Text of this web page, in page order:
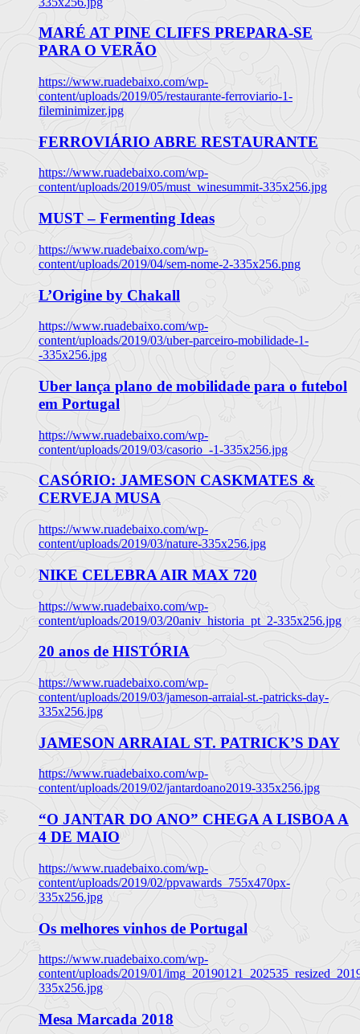
MARÉ AT PINE CLIFFS PREPARA-SE
PARA O VERÃO
https://www.ruadebaixo.com/wp-
content/uploads/2019/05/restaurante-ferroviario-1-
fileminimizer.jpg
FERROVIÁRIO ABRE RESTAURANTE
https://www.ruadebaixo.com/wp-
content/uploads/2019/05/must_winesummit-335x256.jpg
MUST – Fermenting Ideas
https://www.ruadebaixo.com/wp-
content/uploads/2019/04/sem-nome-2-335x256.png
L’Origine by Chakall
https://www.ruadebaixo.com/wp-
content/uploads/2019/03/uber-parceiro-mobilidade-1-
-335x256.jpg
Uber lança plano de mobilidade para o futebol
em Portugal
https://www.ruadebaixo.com/wp-
content/uploads/2019/03/casorio_-1-335x256.jpg
CASÓRIO: JAMESON CASKMATES &
CERVEJA MUSA
https://www.ruadebaixo.com/wp-
content/uploads/2019/03/nature-335x256.jpg
NIKE CELEBRA AIR MAX 720
https://www.ruadebaixo.com/wp-
content/uploads/2019/03/20aniv_historia_pt_2-335x256.jpg
20 anos de HISTÓRIA
https://www.ruadebaixo.com/wp-
content/uploads/2019/03/jameson-arraial-st.-patricks-day-
335x256.jpg
JAMESON ARRAIAL ST. PATRICK’S DAY
https://www.ruadebaixo.com/wp-
content/uploads/2019/02/jantardoano2019-335x256.jpg
“O JANTAR DO ANO” CHEGA A LISBOA A
4 DE MAIO
https://www.ruadebaixo.com/wp-
content/uploads/2019/02/ppvawards_755x470px-
335x256.jpg
Os melhores vinhos de Portugal
https://www.ruadebaixo.com/wp-
content/uploads/2019/01/
335x256.jpg
Mesa Marcada 2018